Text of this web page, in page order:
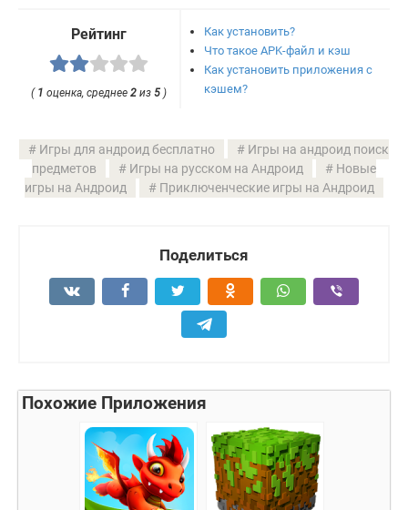
Рейтинг
( 1 оценка, среднее2 из5 )
Как установить?
Что такое APK-файл и кэш
Как установить приложения с
кэшем?
Игры для андроид бесплатно
Игры на андроид поиск
предметов
Игры на русском на Андроид
Новые
игры на Андроид
Приключенческие игры на Андроид
Поделиться
Похожие Приложения